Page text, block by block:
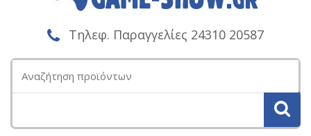
Τηλεφ. Παραγγελίες 24310 20587
για: